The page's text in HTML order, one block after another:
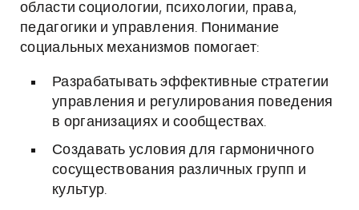
области социологии, психологии, права,
педагогики и управления. Понимание
социальных механизмов помогает:
Разрабатывать эффективные стратегии
управления и регулирования поведения
в организациях и сообществах.
Создавать условия для гармоничного
сосуществования различных групп и
культур.